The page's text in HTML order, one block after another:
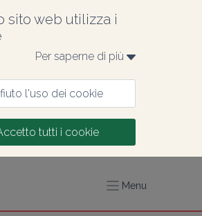
sito web utilizza i
Per saperne di più
l'uso dei cookie
tutti i cookie
Menu